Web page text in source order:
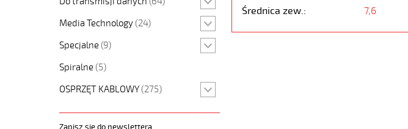
Media Technology (24)
Specjalne (9)
Spiralne (5)
OSPRZĘT KABLOWY (275)
Zapisz się do newslettera
Średnica zew.: 7,6